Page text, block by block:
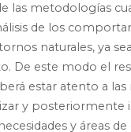
las metodologías
de los
naturales, ya
De este modo el
estar atento a las
y posteriormente
y áreas